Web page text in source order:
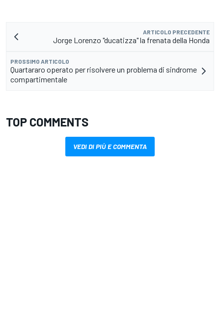
ARTICOLO PRECEDENTE
Jorge Lorenzo "ducatizza" la frenata della Honda
PROSSIMO ARTICOLO
Quartararo operato per risolvere un problema di sindrome
compartimentale
TOP COMMENTS
VEDI DI PIÙ E COMMENTA